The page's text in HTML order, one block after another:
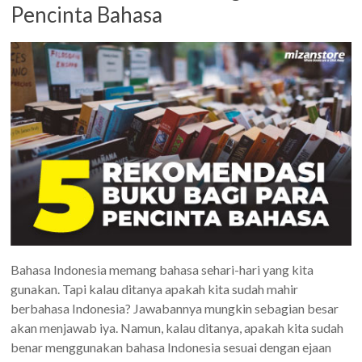
Pencinta Bahasa
Bahasa Indonesia memang bahasa sehari-hari yang kita
gunakan. Tapi kalau ditanya apakah kita sudah mahir
berbahasa Indonesia? Jawabannya mungkin sebagian besar
akan menjawab iya. Namun, kalau ditanya, apakah kita sudah
benar menggunakan bahasa Indonesia sesuai dengan ejaan